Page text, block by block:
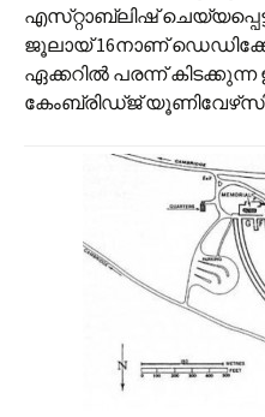
എസ്‌റ്റാബ്ലിഷ്
ജൂലായ് 16നാണ്
ഏക്കറില്‍ പരന്ന്
കേം‍‌ബ്രിഡ്‌ജ്